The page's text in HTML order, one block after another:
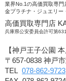
業界No.1の高価買取専門
金プラチナ・ジュエリー
高価買取専門店
兵庫県公安委員会許可第
【神戸王子公園 本
〒657-0838 神戸
TEL 078-862-9723